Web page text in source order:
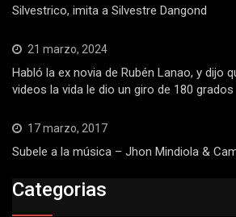
Silvestrico, imita a Silvestre Dangond
21 marzo, 2024
Habló la ex novia de Rubén Lanao, y dijo
videos la vida le dio un giro de 180 grados
17 marzo, 2017
Subele a la música – Jhon Mindiola &
Categorias